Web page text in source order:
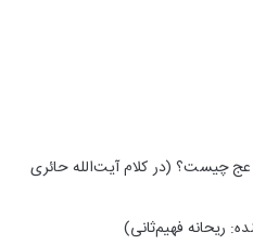
چیست؟ (در کلام آیت‌الله حائری
ریحانه فهیم‌ثانی)